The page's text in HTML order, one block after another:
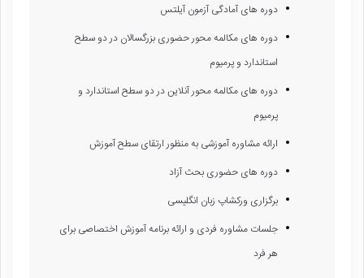
دوره های آمادگی آزمون آیلتس
دوره های مکالمه محور حضوری بزرگسالان در دو سطح
استاندارد و پرمیوم
دوره های مکالمه محور آنلاین در دو سطح استاندارد و
پرمیوم
ارائه مشاوره آموزشی به منظور ارتقای سطح آموزش
دوره های حضوری بحث آزاد
برگزاری ورکشاپ زبان انگلیسی
جلسات مشاوره فردی و ارائه برنامه آموزش اختصاصی برای
هر فرد